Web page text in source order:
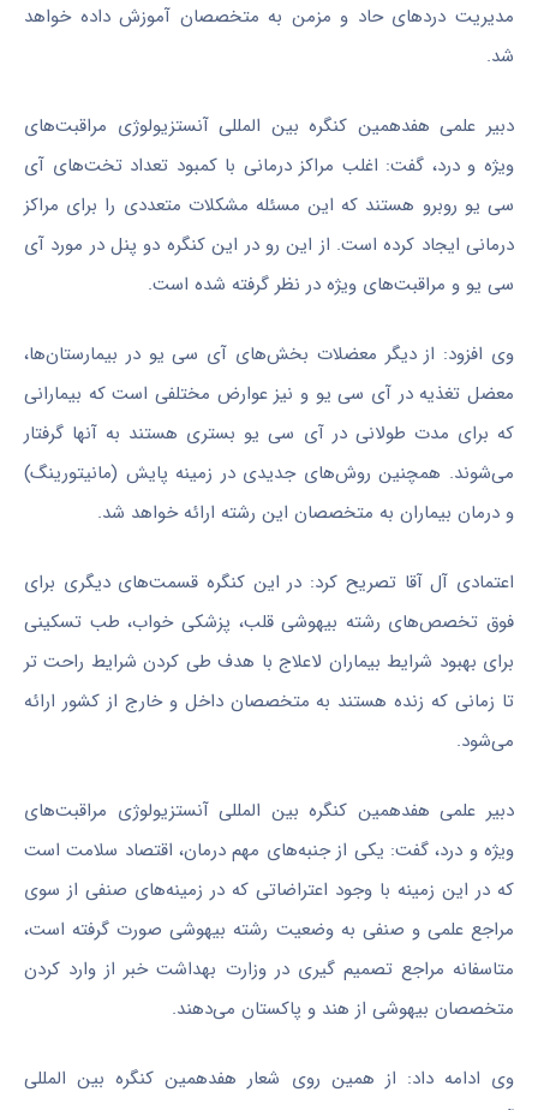
مدیریت دردهای حاد و مزمن به متخصصان آموزش داده خواهد
شد.
دبیر علمی هفدهمین کنگره بین المللیآنستزیولوژی مراقبت‌های
ویژه و درد، گفت: اغلب مراکز درمانی با کمبود تعداد تخت‌های آی
سی یو روبرو هستند که این مسئله مشکلات متعددی را برای مراکز
درمانی ایجاد کرده است. از این رو در این کنگره دو پنل در مورد آی
سی یو و مراقبت‌های ویژه در نظر گرفته شده است.
وی افزود: از دیگر معضلات بخش‌های آی سی یو در بیمارستان‌ها،
معضل تغذیه در آی سی یو و نیز عوارض مختلفی است که بیمارانی
که برای مدت طولانی در آی سی یو بستری هستند به آنها گرفتار
می‌شوند. همچنین روش‌های جدیدی در زمینه پایش (مانیتورینگ)
و درمان بیماران به متخصصان این رشته ارائه خواهد شد.
اعتمادی آل آقا تصریح کرد: در این کنگره قسمت‌های دیگری برای
فوق تخصص‌های رشته بیهوشی قلب، پزشکی خواب، طب تسکینی
برای بهبود شرایط بیماران لاعلاج با هدف طی کردن شرایط راحت تر
تا زمانی که زنده هستند به متخصصان داخل و خارج از کشور ارائه
می‌شود.
دبیر علمی هفدهمین کنگره بین المللیآنستزیولوژی مراقبت‌های
ویژه و درد، گفت: یکی از جنبه‌های مهم درمان، اقتصاد سلامت است
که در این زمینه با وجود اعتراضاتی که در زمینه‌های صنفی از سوی
مراجع علمی و صنفی به وضعیت رشته بیهوشی صورت گرفته است،
متاسفانه مراجع تصمیم گیری در وزارت بهداشت خبر از وارد کردن
متخصصان بیهوشی از هند و پاکستان می‌دهند.
وی ادامه داد: از همین روی شعار هفدهمین کنگره بینالمللی